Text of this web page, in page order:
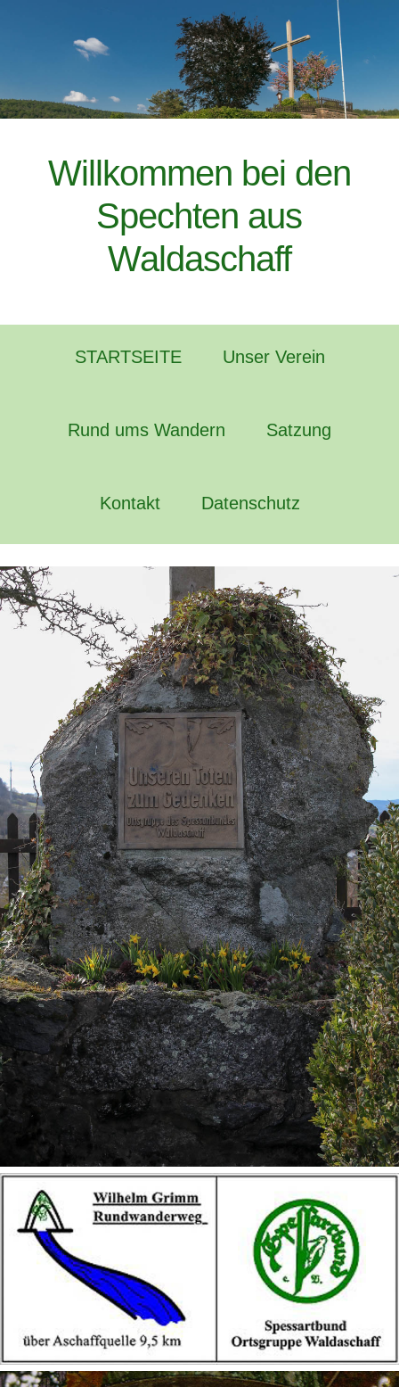
Willkommen bei den
Spechten aus
Waldaschaff
STARTSEITE Unser Verein
Rund ums Wandern Satzung
Kontakt Datenschutz